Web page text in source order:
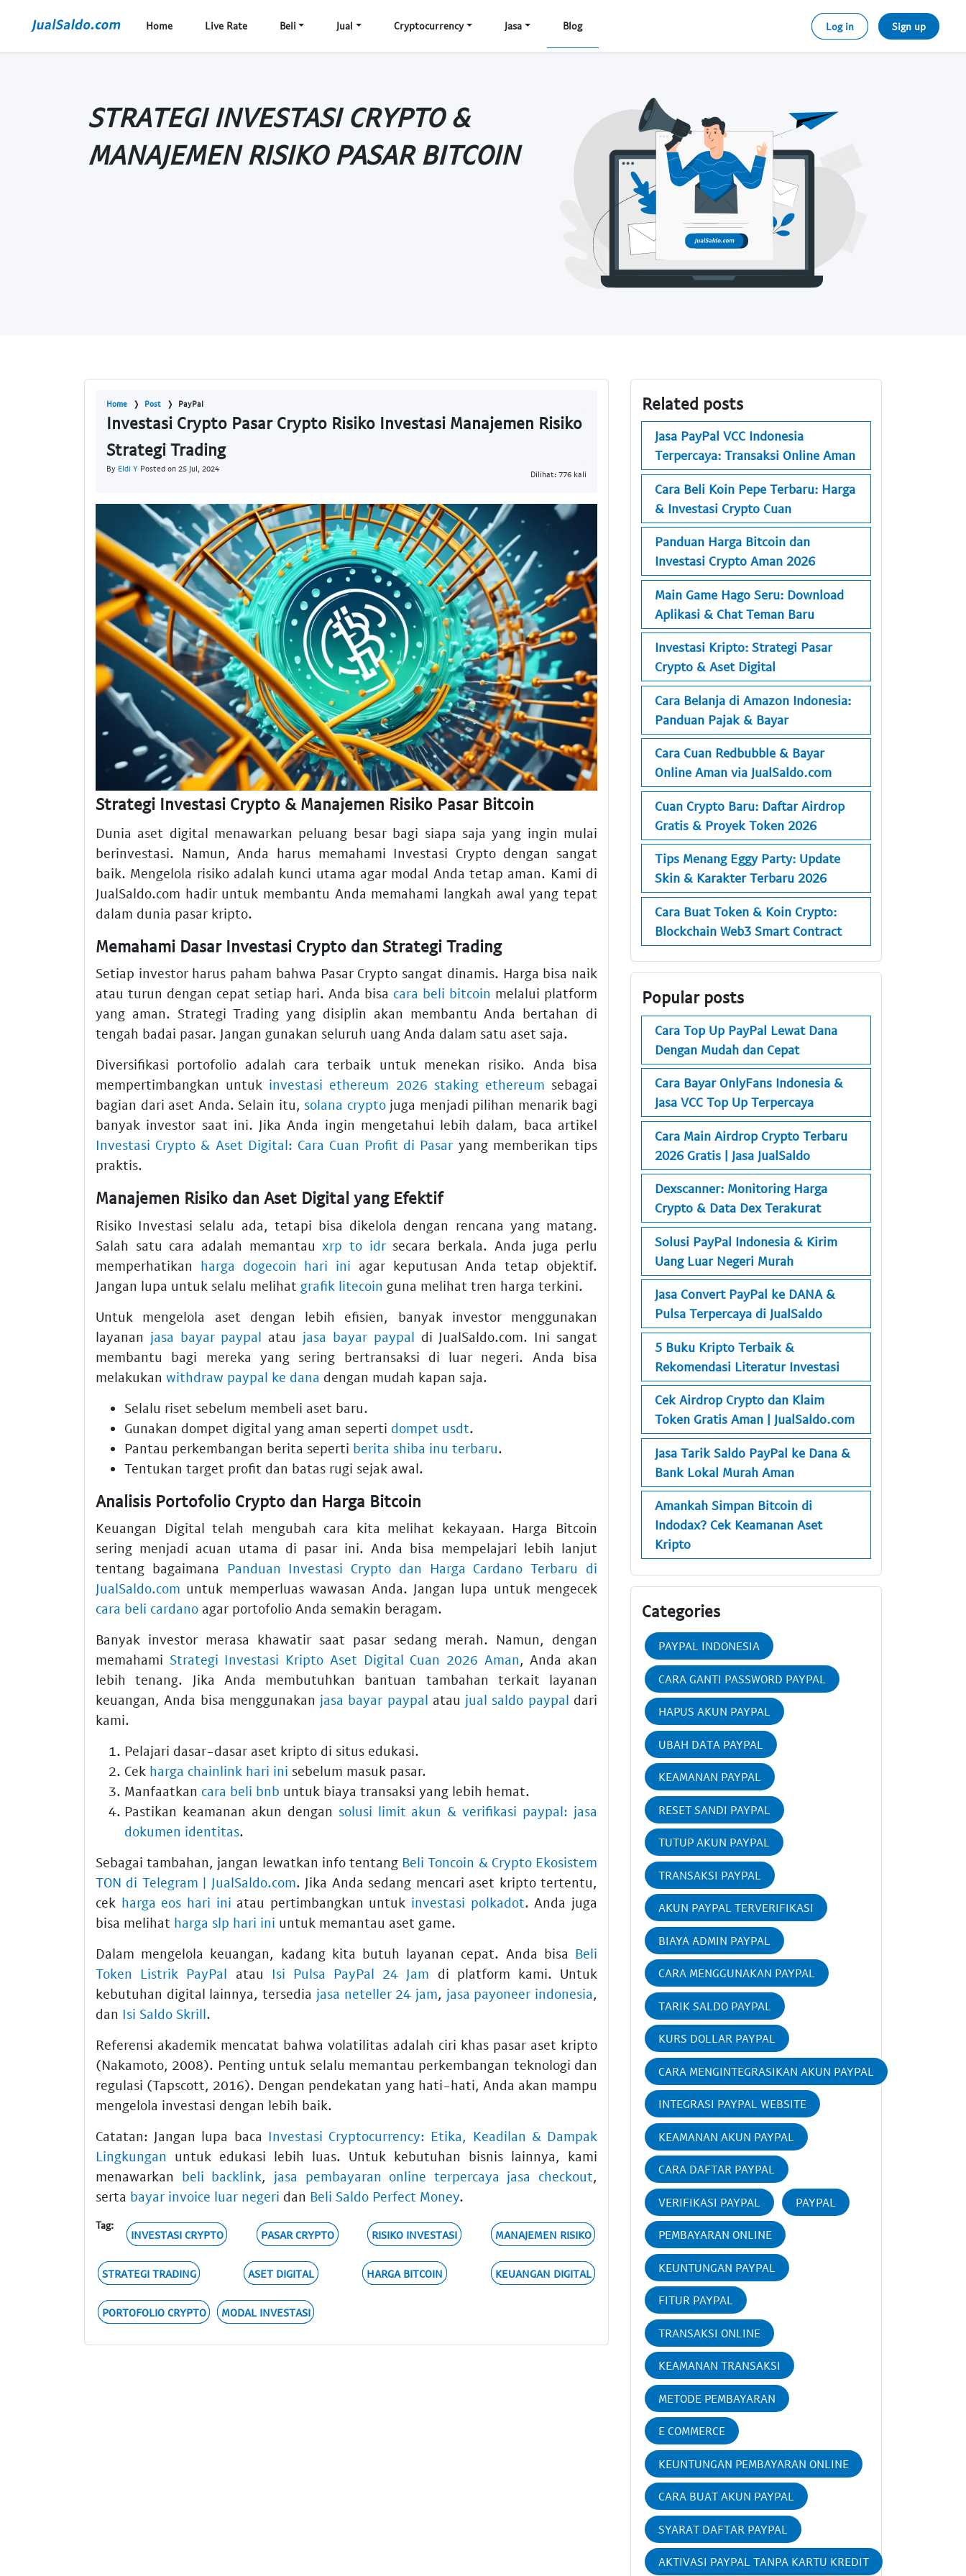
Home Live Rate Beli Jual Cryptocurrency Jasa Blog Log in Sign up
STRATEGI INVESTASI CRYPTO &
MANAJEMEN RISIKO PASAR BITCOIN
Home Post PayPal
Investasi Crypto Pasar Crypto Risiko Investasi Manajemen Risiko
Strategi Trading
By Eldi Y Posted on 25 Jul, 2024
Dilihat: 776 kali
Strategi Investasi Crypto & Manajemen Risiko Pasar Bitcoin
Dunia aset digital menawarkan peluang besar bagi siapa saja yang ingin mulai
berinvestasi. Namun, Anda harus memahami Investasi Crypto dengan sangat
baik. Mengelola risiko adalah kunci utama agar modal Anda tetap aman. Kami di
JualSaldo.com hadir untuk membantu Anda memahami langkah awal yang tepat
dalam dunia pasar kripto.
Memahami Dasar Investasi Crypto dan Strategi Trading
Setiap investor harus paham bahwa Pasar Crypto sangat dinamis. Harga bisa naik
atau turun dengan cepat setiap hari. Anda bisa cara beli bitcoin melalui platform
yang aman. Strategi Trading yang disiplin akan membantu Anda bertahan di
tengah badai pasar. Jangan gunakan seluruh uang Anda dalam satu aset saja.
Diversifikasi portofolio adalah cara terbaik untuk menekan risiko. Anda bisa
mempertimbangkan untuk investasi ethereum 2026 staking ethereum sebagai
bagian dari aset Anda. Selain itu, solana cryptojuga menjadi pilihan menarik bagi
banyak investor saat ini. Jika Anda ingin mengetahui lebih dalam, baca artikel
Investasi Crypto & Aset Digital: Cara Cuan Profit di Pasar yang memberikan tips
praktis.
Manajemen Risiko dan Aset Digital yang Efektif
Risiko Investasi selalu ada, tetapi bisa dikelola dengan rencana yang matang.
Salah satu cara adalah memantau xrp to idrsecara berkala. Anda juga perlu
memperhatikan harga dogecoin hari ini agar keputusan Anda tetap objektif.
Jangan lupa untuk selalu melihat grafik litecoin guna melihat tren harga terkini.
Untuk mengelola aset dengan lebih efisien, banyak investor menggunakan
layanan jasa bayar paypal atau jasa bayar paypal di JualSaldo.com. Ini sangat
membantu bagi mereka yang sering bertransaksi di luar negeri. Anda bisa
melakukan withdraw paypal ke dana dengan mudah kapan saja.
Selalu riset sebelum membeli aset baru.
Gunakan dompet digital yang aman seperti dompet usdt.
Pantau perkembangan berita seperti berita shiba inu terbaru.
Tentukan target profit dan batas rugi sejak awal.
Analisis Portofolio Crypto dan Harga Bitcoin
Keuangan Digital telah mengubah cara kita melihat kekayaan. Harga Bitcoin
sering menjadi acuan utama di pasar ini. Anda bisa mempelajari lebih lanjut
tentang bagaimana Panduan Investasi Crypto dan Harga Cardano Terbaru di
JualSaldo.com untuk memperluas wawasan Anda. Jangan lupa untuk mengecek
cara beli cardano agar portofolio Anda semakin beragam.
Banyak investor merasa khawatir saat pasar sedang merah. Namun, dengan
memahami Strategi Investasi Kripto Aset Digital Cuan 2026 Aman, Anda akan
lebih tenang. Jika Anda membutuhkan bantuan tambahan terkait layanan
keuangan, Anda bisa menggunakan jasa bayar paypal atau jual saldo paypal dari
kami.
Pelajari dasar-dasar aset kripto di situs edukasi.
Cek harga chainlink hari ini sebelum masuk pasar.
Manfaatkan cara beli bnb untuk biaya transaksi yang lebih hemat.
Pastikan keamanan akun dengan solusi limit akun & verifikasi paypal: jasa
dokumen identitas.
Sebagai tambahan, jangan lewatkan info tentang Beli Toncoin & Crypto Ekosistem
TON di Telegram | JualSaldo.com. Jika Anda sedang mencari aset kripto tertentu,
cek harga eos hari ini atau pertimbangkan untuk investasi polkadot. Anda juga
bisa melihat harga slp hari ini untuk memantau aset game.
Dalam mengelola keuangan, kadang kita butuh layanan cepat. Anda bisa Beli
Token Listrik PayPal atau Isi Pulsa PayPal 24 Jam di platform kami. Untuk
kebutuhan digital lainnya, tersedia jasa neteller 24 jam, jasa payoneer indonesia,
dan Isi Saldo Skrill.
Referensi akademik mencatat bahwa volatilitas adalah ciri khas pasar aset kripto
(Nakamoto, 2008). Penting untuk selalu memantau perkembangan teknologi dan
regulasi (Tapscott, 2016). Dengan pendekatan yang hati-hati, Anda akan mampu
mengelola investasi dengan lebih baik.
Catatan: Jangan lupa baca Investasi Cryptocurrency: Etika, Keadilan & Dampak
Lingkungan untuk edukasi lebih luas. Untuk kebutuhan bisnis lainnya, kami
menawarkan beli backlink, jasa pembayaran online terpercaya jasa checkout,
serta bayar invoice luar negeri dan Beli Saldo Perfect Money.
Tag:
INVESTASI CRYPTO PASAR CRYPTO RISIKO INVESTASI MANAJEMEN RISIKO
STRATEGI TRADING ASET DIGITAL HARGA BITCOIN KEUANGAN DIGITAL
PORTOFOLIO CRYPTO MODAL INVESTASI
Related posts
Jasa PayPal VCC Indonesia
Terpercaya: Transaksi Online Aman
Cara Beli Koin Pepe Terbaru: Harga
& Investasi Crypto Cuan
Panduan Harga Bitcoin dan
Investasi Crypto Aman 2026
Main Game Hago Seru: Download
Aplikasi & Chat Teman Baru
Investasi Kripto: Strategi Pasar
Crypto & Aset Digital
Cara Belanja di Amazon Indonesia:
Panduan Pajak & Bayar
Cara Cuan Redbubble & Bayar
Online Aman via JualSaldo.com
Cuan Crypto Baru: Daftar Airdrop
Gratis & Proyek Token 2026
Tips Menang Eggy Party: Update
Skin & Karakter Terbaru 2026
Cara Buat Token & Koin Crypto:
Blockchain Web3 Smart Contract
Popular posts
Cara Top Up PayPal Lewat Dana
Dengan Mudah dan Cepat
Cara Bayar OnlyFans Indonesia &
Jasa VCC Top Up Terpercaya
Cara Main Airdrop Crypto Terbaru
2026 Gratis | Jasa JualSaldo
Dexscanner: Monitoring Harga
Crypto & Data Dex Terakurat
Solusi PayPal Indonesia & Kirim
Uang Luar Negeri Murah
Jasa Convert PayPal ke DANA &
Pulsa Terpercaya di JualSaldo
5 Buku Kripto Terbaik &
Rekomendasi Literatur Investasi
Cek Airdrop Crypto dan Klaim
Token Gratis Aman | JualSaldo.com
Jasa Tarik Saldo PayPal ke Dana &
Bank Lokal Murah Aman
Amankah Simpan Bitcoin di
Indodax? Cek Keamanan Aset
Kripto
Categories
PAYPAL INDONESIA
CARA GANTI PASSWORD PAYPAL
HAPUS AKUN PAYPAL
UBAH DATA PAYPAL
KEAMANAN PAYPAL
RESET SANDI PAYPAL
TUTUP AKUN PAYPAL
TRANSAKSI PAYPAL
AKUN PAYPAL TERVERIFIKASI
BIAYA ADMIN PAYPAL
CARA MENGGUNAKAN PAYPAL
TARIK SALDO PAYPAL
KURS DOLLAR PAYPAL
CARA MENGINTEGRASIKAN AKUN PAYPAL
INTEGRASI PAYPAL WEBSITE
KEAMANAN AKUN PAYPAL
CARA DAFTAR PAYPAL
VERIFIKASI PAYPAL PAYPAL
PEMBAYARAN ONLINE
KEUNTUNGAN PAYPAL
FITUR PAYPAL
TRANSAKSI ONLINE
KEAMANAN TRANSAKSI
METODE PEMBAYARAN
E COMMERCE
KEUNTUNGAN PEMBAYARAN ONLINE
CARA BUAT AKUN PAYPAL
SYARAT DAFTAR PAYPAL
AKTIVASI PAYPAL TANPA KARTU KREDIT